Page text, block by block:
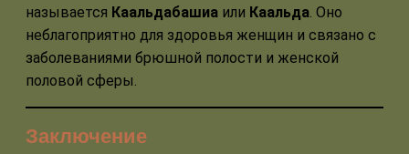
называется Каальдабашиа или Каальда. Оно
неблагоприятно для здоровья женщин и связано с
заболеваниями брюшной полости и женской
половой сферы.
Заключение